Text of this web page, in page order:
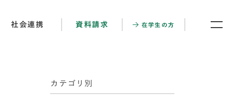
社会連携 資料請求 在学生の方
カテゴリ別